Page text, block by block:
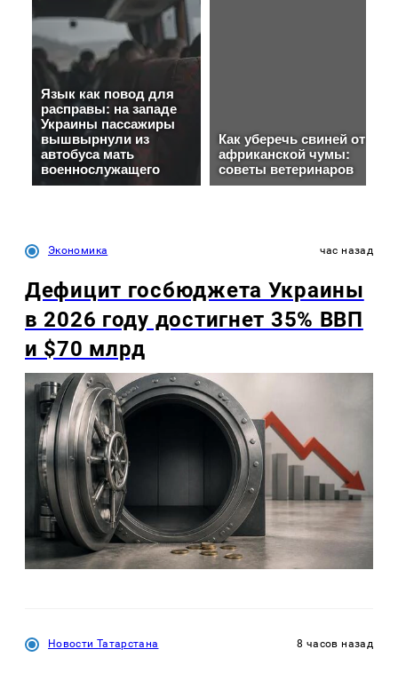
Экономика час назад
Дефицит госбюджета Украины
в 2026 году достигнет 35% ВВП
и $70 млрд
Новости Татарстана 8 часов назад